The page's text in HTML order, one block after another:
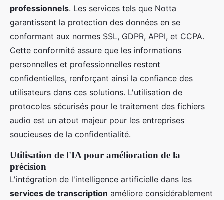
professionnels. Les services tels que Notta
garantissent la protection des données en se
conformant aux normes SSL, GDPR, APPI, et CCPA.
Cette conformité assure que les informations
personnelles et professionnelles restent
confidentielles, renforçant ainsi la confiance des
utilisateurs dans ces solutions. L'utilisation de
protocoles sécurisés pour le traitement des fichiers
audio est un atout majeur pour les entreprises
soucieuses de la confidentialité.
Utilisation de l'IA pour amélioration de la
précision
L'intégration de l'intelligence artificielle dans les
services de transcription améliore considérablement